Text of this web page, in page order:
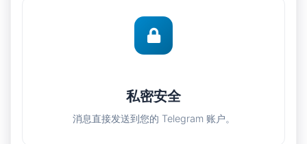
私密安全
消息直接发送到您的 Telegram 账户。